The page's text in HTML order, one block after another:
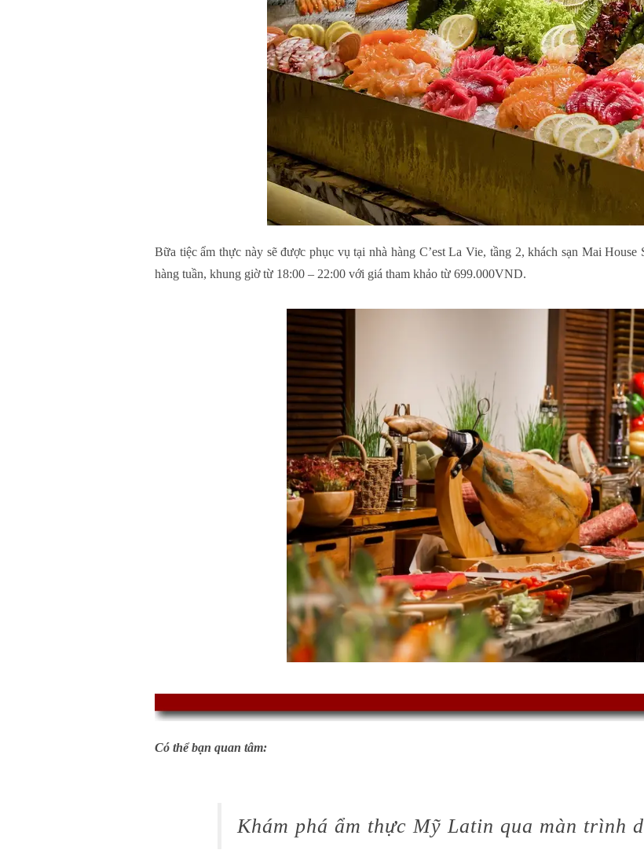
Bữa tiệc ẩm thực này sẽ được phục vụ tại nhà hàng C’est La Vie, tầng 2, khách sạn Mai
hàng tuần, khung giờ từ 18:00 – 22:00 với giá tham khảo từ 699.000VND.
Có thể bạn quan tâm:
Khám phá ẩm thực Mỹ Latin qua màn trình